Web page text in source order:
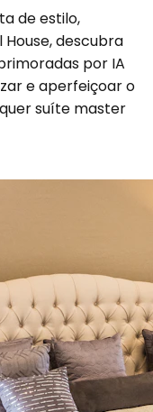
de estilo,
descubra
por IA
e aperfeiçoar o
suíte master